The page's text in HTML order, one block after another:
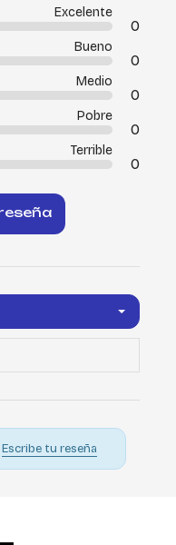
Excelente
0
Bueno
0
Medio
0
Pobre
0
Terrible
0
Escribe tu reseña